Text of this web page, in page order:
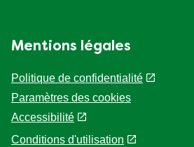
Mentions légales
Politique de confidentialité
Paramètres des cookies
Accessibilité
Conditions d'utilisation